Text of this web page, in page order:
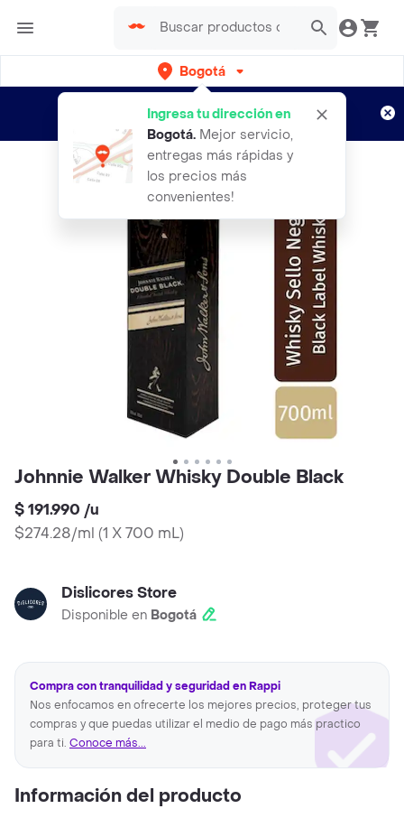
Bogotá
Ingresa tu dirección en
Bogotá. Mejor servicio,
entregas más rápidas y
los precios más
convenientes!
envíos gratis por semanas
Aplican TyC
Johnnie Walker Whisky Double Black
$ 191.990 /u
$274.28/ml (1 X 700 mL)
Dislicores Store
Disponible en Bogotá
Compra con tranquilidad y seguridad en Rappi
Nos enfocamos en ofrecerte los mejores precios, proteger tus
compras y que puedas utilizar el medio de pago más practico
para ti. Conoce más...
Información del producto